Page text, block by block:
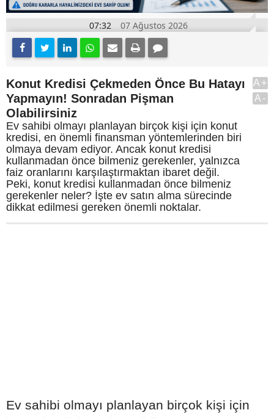
07:32 07 Ağustos 2026
Konut Kredisi Çekmeden Önce Bu Hatayı
Yapmayın! Sonradan Pişman
Olabilirsiniz
Ev sahibi olmayı planlayan birçok kişi için konut
kredisi, en önemli finansman yöntemlerinden biri
olmaya devam ediyor. Ancak konut kredisi
kullanmadan önce bilmeniz gerekenler, yalnızca
faiz oranlarını karşılaştırmaktan ibaret değil.
Peki, konut kredisi kullanmadan önce bilmeniz
gerekenler neler? İşte ev satın alma sürecinde
dikkat edilmesi gereken önemli noktalar.
A+
A-
Ev sahibi olmayı planlayan birçok kişi için